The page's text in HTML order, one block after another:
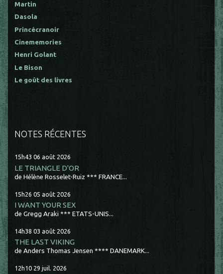
Martin
Dasola
Princécranoir
Cinememories
Henri Golant
Le Bison
Le goût des livres
NOTES RÉCENTES
15h43 06 août 2026
LE TRIANGLE D'OR
de Hélène Rosselet-Ruiz *** FRANCE...
15h26 05 août 2026
I WANT YOUR SEX
de Gregg Araki *** ETATS-UNIS...
14h38 03 août 2026
THE LAST VIKING
de Anders Thomas Jensen **** DANEMARK...
12h10 29 juil. 2026